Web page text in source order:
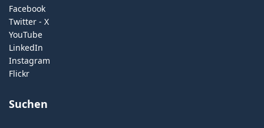
Facebook
Twitter - X
YouTube
LinkedIn
Instagram
Flickr
Suchen